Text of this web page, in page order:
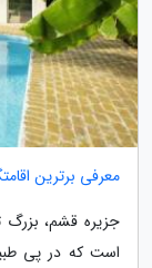
معرفی برترین
جزیره قشم، بزرگ
است که در پی